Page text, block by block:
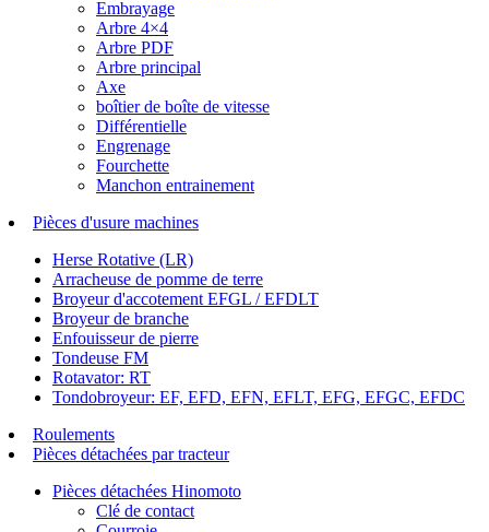
Embrayage
Arbre 4×4
Arbre PDF
Arbre principal
Axe
boîtier de boîte de vitesse
Différentielle
Engrenage
Fourchette
Manchon entrainement
Pièces d'usure machines
Herse Rotative (LR)
Arracheuse de pomme de terre
Broyeur d'accotement EFGL / EFDLT
Broyeur de branche
Enfouisseur de pierre
Tondeuse FM
Rotavator: RT
Tondobroyeur: EF, EFD, EFN, EFLT, EFG, EFGC, EFDC
Roulements
Pièces détachées par tracteur
Pièces détachées Hinomoto
Clé de contact